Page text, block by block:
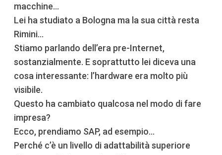
macchine…
Lei ha studiato a Bologna ma la sua città resta
Rimini…
Stiamo parlando dell’era pre-Internet,
sostanzialmente. E soprattutto lei diceva una
cosa interessante: l’hardware era molto più
visibile.
Questo ha cambiato qualcosa nel modo di fare
impresa?
Ecco, prendiamo SAP, ad esempio…
Perché c’è un livello di adattabilità superiore